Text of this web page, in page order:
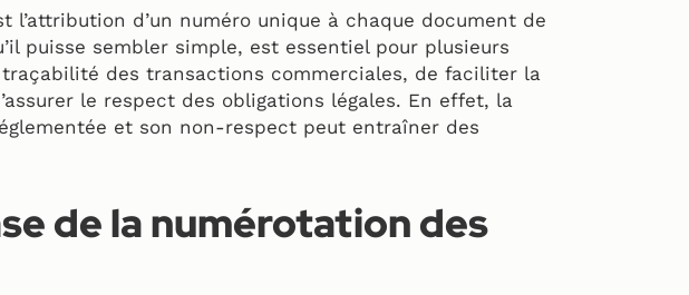
l’attribution d’un numéro unique à chaque document de
puisse sembler simple, est essentiel pour plusieurs
des transactions commerciales, de faciliter la
le respect des obligations légales. En effet, la
et son non-respect peut entraîner des
de la numérotation des